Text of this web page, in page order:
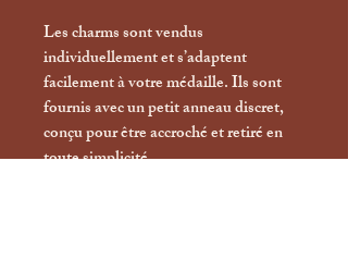
Les charms sont vendus
individuellement et s’adaptent
facilement à votre médaille. Ils sont
fournis avec un petit anneau discret,
conçu pour être accroché et retiré en
toute simplicité.